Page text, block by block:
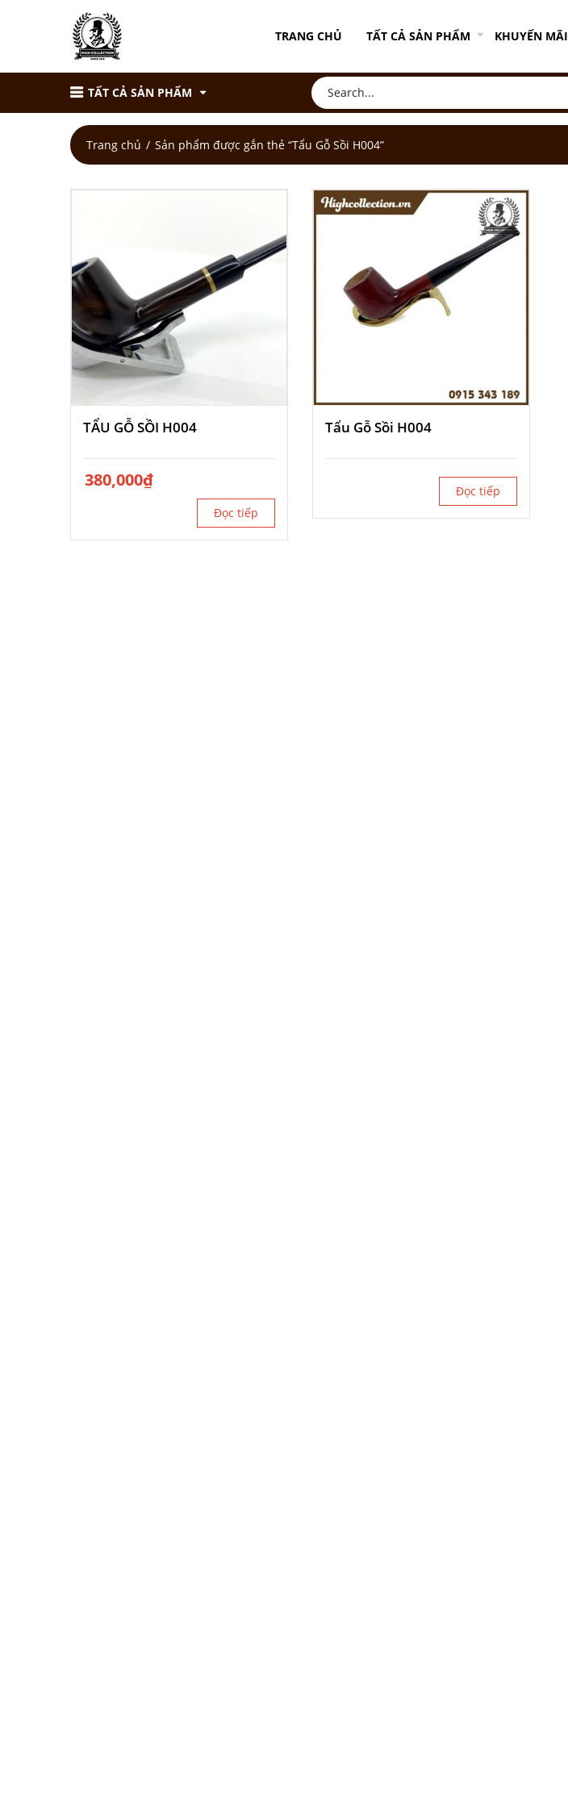
TRANG CHỦ TẤT CẢ SẢN PHẨM KHUYẾN MÃI
TẤT CẢ SẢN PHẨM
Trang chủ Sản phẩm được gắn thẻ “Tẩu Gỗ Sồi H004”
TẨU GỖ SỒI H004
380,000₫
Đọc tiếp
Tẩu Gỗ Sồi H004
Đọc tiếp